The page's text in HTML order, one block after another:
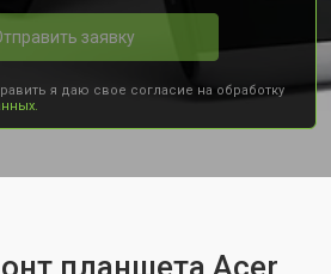
заявку
я даю свое согласие на обработку
планшета Acer